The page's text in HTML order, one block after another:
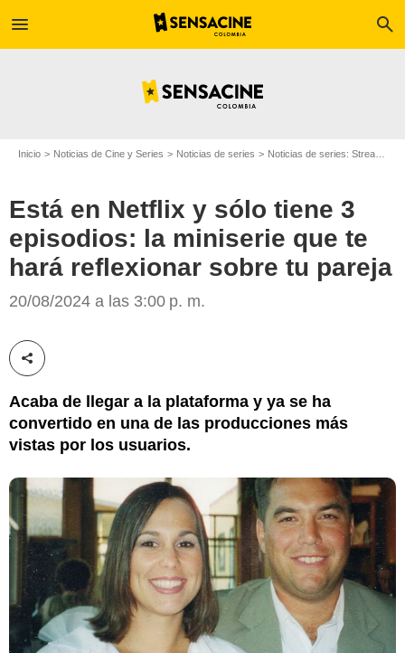
menu search
Inicio Noticias de Cine y Series Noticias de series Noticias de series: Streaming
Está en Netflix y sólo tiene 3
episodios: la miniserie que te
hará reflexionar sobre tu pareja
20/08/2024 a las 3:00 p. m.
Compartir esta noticia
Acaba de llegar a la plataforma y ya se ha
convertido en una de las producciones más
vistas por los usuarios.
Netflix